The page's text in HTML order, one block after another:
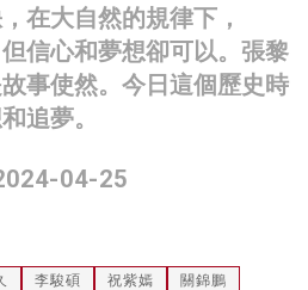
在大自然的規律下，
但信心和夢想卻可以。張黎
事使然。今日這個歷史時
追夢。
04-25
李駿碩 祝紫嫣 關錦鵬